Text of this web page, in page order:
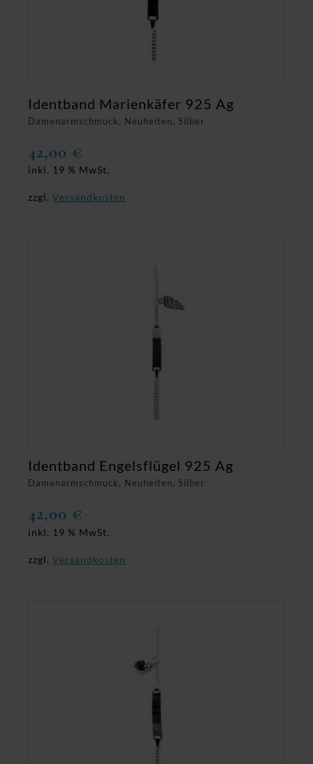
Damenarmschmuck, Neuheiten, Silber
Identband Marienkäfer 925 Ag
42,00 €
inkl. 19 % MwSt.
zzgl. Versandkosten
Damenarmschmuck, Neuheiten, Silber
Identband Engelsflügel 925 Ag
42,00 €
inkl. 19 % MwSt.
zzgl. Versandkosten